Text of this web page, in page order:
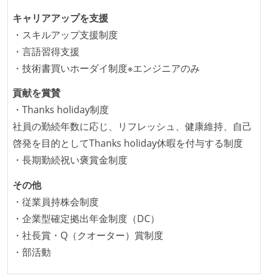
継続的なデプロイ（デリバリー）を行っている
ワークフローの整備
全てのコードをバージョン管理ツールで管理している
各メンバーが実装したコードのマージは Pull Request
ベースで行われる
自動（＝システム化され、1コマンドで実行できる）
ビルド、自動デプロイ環境が整備されている
コードによるインフラ構成管理（Infrastructure as
オープンな情報共有
KPI などチームの目標・実績値について、メンバーの
誰もがいつでも閲覧可能になっている
ドキュメントの整備やペアプロ、モブワークなど、ナ
レッジの共有を積極的に行っている（属人性を減らす
キャリアアップを支援
・スキルアップ支援制度
・言語習得支援
・技術書買いホーダイ制度※エンジニアのみ
貢献を賞賛
・Thanks holiday制度
社員の勤続年数に応じ、リフレッシュ、健康維持、自己
啓発を目的としてThanks holiday休暇を付与する制度
・長期勤続祝い褒賞金制度
その他
・従業員持株会制度
・企業型確定拠出年金制度（DC）
・社長賞・Q（クオーター）賞制度
・部活動